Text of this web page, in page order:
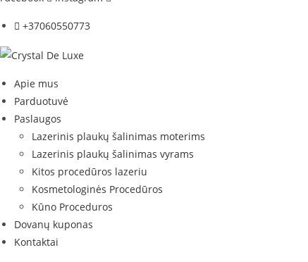
+37060550773
Apie mus
Parduotuvė
Paslaugos
Lazerinis plaukų šalinimas moterims
Lazerinis plaukų šalinimas vyrams
Kitos procedūros lazeriu
Kosmetologinės Procedūros
Kūno Proceduros
Dovanų kuponas
Kontaktai